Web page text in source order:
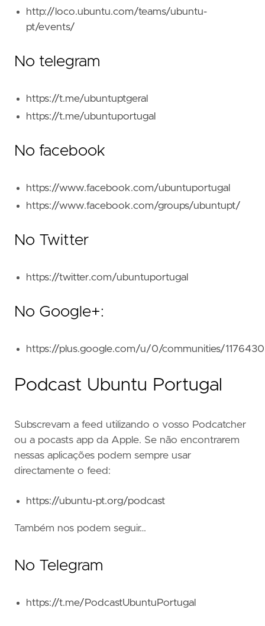
http://loco.ubuntu.com/teams/ubuntu-
pt/events/
No telegram
https://t.me/ubuntuptgeral
https://t.me/ubuntuportugal
No facebook
https://www.facebook.com/ubuntuportugal
https://www.facebook.com/groups/ubuntupt/
No Twitter
https://twitter.com/ubuntuportugal
No Google+:
https://plus.google.com/u/0/communities/
Podcast Ubuntu Portugal
Subscrevam a feed utilizando o vosso Podcatcher
ou a pocasts app da Apple. Se não encontrarem
nessas aplicações podem sempre usar
directamente o feed:
https://ubuntu-pt.org/podcast
Também nos podem seguir…
No Telegram
https://t.me/PodcastUbuntuPortugal